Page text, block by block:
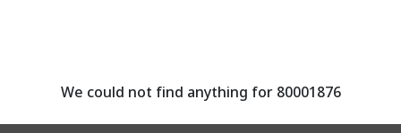
assignment ลงทะเบียน
We could not find anything for 80001876